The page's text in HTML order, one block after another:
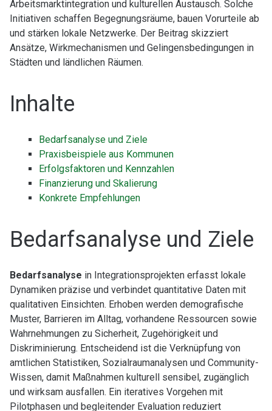
Arbeitsmarktintegration und kulturellen Austausch. Solche
Initiativen schaffen Begegnungsräume, bauen Vorurteile ab
und stärken lokale Netzwerke. Der Beitrag skizziert
Ansätze, Wirkmechanismen und Gelingensbedingungen in
Städten und ländlichen Räumen.
Inhalte
Bedarfsanalyse und Ziele
Praxisbeispiele aus Kommunen
Erfolgsfaktoren und Kennzahlen
Finanzierung und Skalierung
Konkrete Empfehlungen
Bedarfsanalyse und Ziele
Bedarfsanalyse in Integrationsprojekten erfasst lokale
Dynamiken präzise und verbindet quantitative Daten mit
qualitativen Einsichten. Erhoben werden demografische
Muster, Barrieren im Alltag, vorhandene Ressourcen sowie
Wahrnehmungen zu Sicherheit, Zugehörigkeit und
Diskriminierung. Entscheidend ist die Verknüpfung von
amtlichen Statistiken, Sozialraumanalysen und Community-
Wissen, damit Maßnahmen kulturell sensibel, zugänglich
und wirksam ausfallen. Ein iteratives Vorgehen mit
Pilotphasen und begleitender Evaluation reduziert